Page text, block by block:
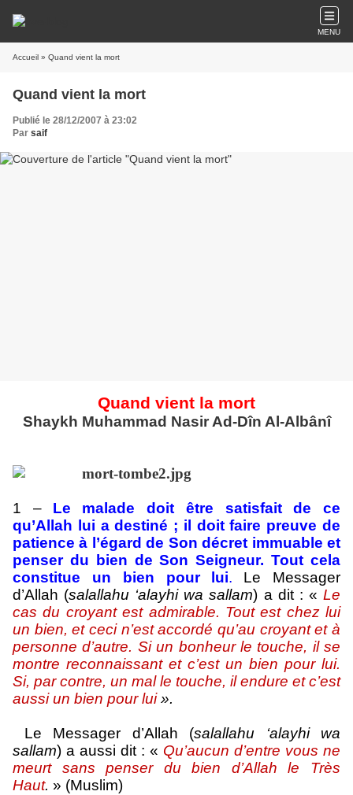
MENU
Accueil » Quand vient la mort
Quand vient la mort
Publié le 28/12/2007 à 23:02
Par saif
Quand vient la mort
Shaykh Muhammad Nasir Ad-Dîn Al-Albânî
1 –
Le malade doit être satisfait de ce
qu’Allah lui a destiné ; il doit faire preuve de
patience à l’égard de Son décret immuable et
penser du bien de Son Seigneur. Tout cela
constitue un bien pour lui.
Le Messager
d’Allah (salallahu ‘alayhi wa sallam) a dit : «Le
cas du croyant est admirable. Tout est chez lui
un bien, et ceci n’est accordé qu’au croyant et à
personne d’autre. Si un bonheur le touche, il se
montre reconnaissant et c’est un bien pour lui.
Si, par contre, un mal le touche, il endure et c’est
aussi un bien pour lui».
Le Messager d’Allah (salallahu ‘alayhi wa
sallam) a aussi dit : « Qu’aucun d’entre vous ne
meurt sans penser du bien d’Allah le Très
Haut. » (Muslim)